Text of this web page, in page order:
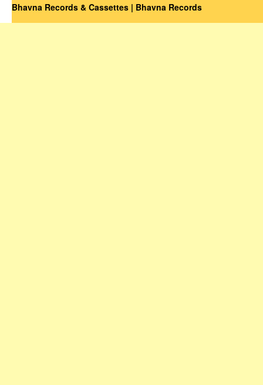
Bhavna Records & Cassettes | Bhavna Records